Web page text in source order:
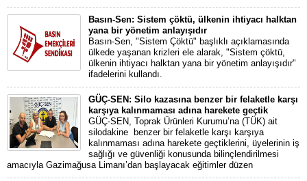
Basın-Sen: Sistem çöktü, ülkenin ihtiyacı halktan
yana bir yönetim anlayışıdır
Basın-Sen, "Sistem Çöktü" başlıklı açıklamasında
ülkede yaşanan krizleri ele alarak, "Sistem çöktü,
ülkenin ihtiyacı halktan yana bir yönetim anlayışıdır"
ifadelerini kullandı.
GÜÇ-SEN: Silo kazasına benzer bir felaketle karşı
karşıya kalınmaması adına harekete geçtik
GÜÇ-SEN, Toprak Ürünleri Kurumu’na (TÜK) ait
silodakine benzer bir felaketle karşı karşıya
kalınmaması adına harekete geçtiklerini, üyelerinin iş
sağlığı ve güvenliği konusunda bilinçlendirilmesi
amacıyla Gazimağusa Limanı’dan başlayacak eğitimler düzen